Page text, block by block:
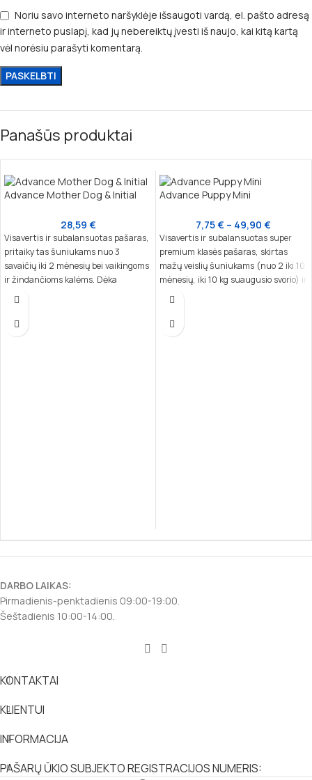
Noriu savo interneto naršyklėje išsaugoti vardą, el. pašto adresą
ir interneto puslapį, kad jų nebereiktų įvesti iš naujo, kai kitą kartą
vėl norėsiu parašyti komentarą.
Panašūs produktai
Advance Mother Dog & Initial
28,59 €
Visavertis ir subalansuotas pašaras,
pritaikytas šuniukams nuo 3
savaičių iki 2 mėnesių bei vaikingoms
ir žindančioms kalėms. Dėka
nukleotidų, kurie yra artimi motinos
stiprinti šuniuko imuninę sistemą ir
Advance Puppy Mini
7,75€ – 49,90 €
Visavertis ir subalansuotas super
premium klasės pašaras, skirtas
mažų veislių šuniukams (nuo 2 iki 10
mėnesių, iki 10 kg suaugusio svorio) ir
laktuojančioms kalėms. Šis pašaras
šuniukų poreikius, užtikrinant jų
DARBO LAIKAS:
Pirmadienis-penktadienis 09:00-19:00.
Šeštadienis 10:00-14:00.
KONTAKTAI
KLIENTUI
INFORMACIJA
PAŠARŲ ŪKIO SUBJEKTO REGISTRACIJOS NUMERIS: